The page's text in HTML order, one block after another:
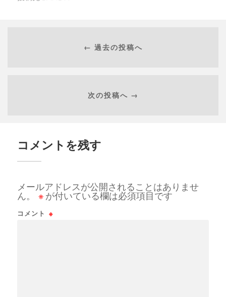
← 過去の投稿へ
次の投稿へ →
コメントを残す
メールアドレスが公開されることはありませ
ん。
※ が付いている欄は必須項目です
コメント ※